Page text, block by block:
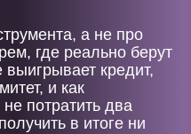
а не про
где реально берут
кредит,
и как
потратить два
в итоге ни